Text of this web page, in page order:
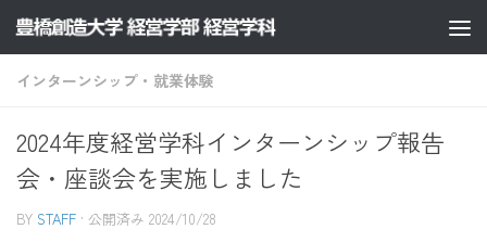
コンテンツへスキップ
インターンシップ・就業体験
2024年度経営学科インターンシップ報告
会・座談会を実施しました
BY STAFF · 公開済み 2024/10/28